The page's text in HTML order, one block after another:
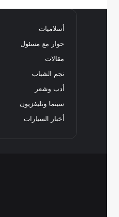
أسلاميات
حوار مع مسئول
مقالات
نجم الشباب
أدب وشعر
سينما وتليفزيون
أخبار السيارات